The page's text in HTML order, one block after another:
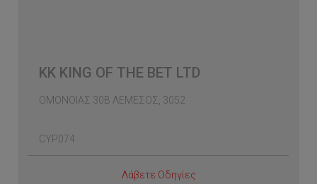
KK KING OF THE BET LTD
ΟΜΟΝΟΙΑΣ 30Β ΛΕΜΕΣΟΣ, 3052
CYP074
Λάβετε Οδηγίες